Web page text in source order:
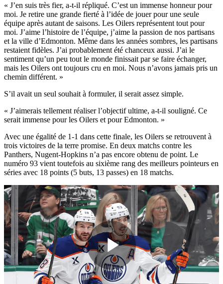
« J’en suis très fier, a-t-il répliqué. C’est un immense honneur pour
moi. Je retire une grande fierté à l’idée de jouer pour une seule
équipe après autant de saisons. Les Oilers représentent tout pour
moi. J’aime l’histoire de l’équipe, j’aime la passion de nos partisans
et la ville d’Edmonton. Même dans les années sombres, les partisans
restaient fidèles. J’ai probablement été chanceux aussi. J’ai le
sentiment qu’un peu tout le monde finissait par se faire échanger,
mais les Oilers ont toujours cru en moi. Nous n’avons jamais pris un
chemin différent. »
S’il avait un seul souhait à formuler, il serait assez simple.
« J’aimerais tellement réaliser l’objectif ultime, a-t-il souligné. Ce
serait immense pour les Oilers et pour Edmonton. »
Avec une égalité de 1-1 dans cette finale, les Oilers se retrouvent à
trois victoires de la terre promise. En deux matchs contre les
Panthers, Nugent-Hopkins n’a pas encore obtenu de point. Le
numéro 93 vient toutefois au sixième rang des meilleurs pointeurs en
séries avec 18 points (5 buts, 13 passes) en 18 matchs.
Play